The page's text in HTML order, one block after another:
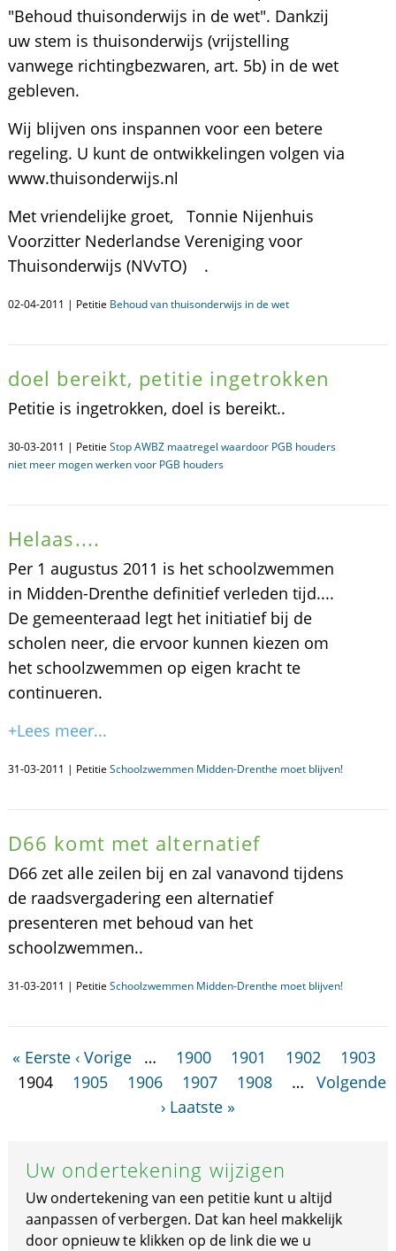
"Behoud thuisonderwijs in de wet". Dankzij
uw stem is thuisonderwijs (vrijstelling
vanwege richtingbezwaren, art. 5b) in de wet
gebleven.
Wij blijven ons inspannen voor een betere
regeling. U kunt de ontwikkelingen volgen via
www.thuisonderwijs.nl
Met vriendelijke groet, Tonnie Nijenhuis
Voorzitter Nederlandse Vereniging voor
Thuisonderwijs (NVvTO) .
02-04-2011 | Petitie Behoud van thuisonderwijs in de wet
doel bereikt, petitie ingetrokken
Petitie is ingetrokken, doel is bereikt..
30-03-2011 | Petitie Stop AWBZ maatregel waardoor PGB houders
niet meer mogen werken voor PGB houders
Helaas....
Per 1 augustus 2011 is het schoolzwemmen
in Midden-Drenthe definitief verleden tijd....
De gemeenteraad legt het initiatief bij de
scholen neer, die ervoor kunnen kiezen om
het schoolzwemmen op eigen kracht te
continueren.
+Lees meer...
31-03-2011 | Petitie Schoolzwemmen Midden-Drenthe moet blijven!
D66 komt met alternatief
D66 zet alle zeilen bij en zal vanavond tijdens
de raadsvergadering een alternatief
presenteren met behoud van het
schoolzwemmen..
31-03-2011 | Petitie Schoolzwemmen Midden-Drenthe moet blijven!
« Eerste ‹ Vorige … 1900 1901 1902
1903
1904
1905 1906 1907 1908 …
Volgende
› Laatste »
Uw ondertekening wijzigen
Uw ondertekening van een petitie kunt u altijd
aanpassen of verbergen. Dat kan heel makkelijk
door opnieuw te klikken op de link die we u